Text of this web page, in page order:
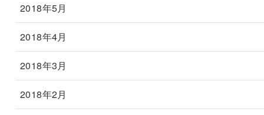
2018年5月
2018年4月
2018年3月
2018年2月